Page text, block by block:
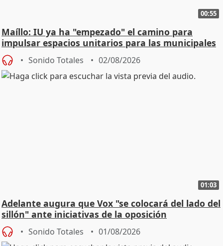
00:55
Maíllo: IU ya ha "empezado" el camino para
impulsar espacios unitarios para las municipales
Sonido Totales 02/08/2026
01:03
Adelante augura que Vox "se colocará del lado del
sillón" ante iniciativas de la oposición
Sonido Totales 01/08/2026